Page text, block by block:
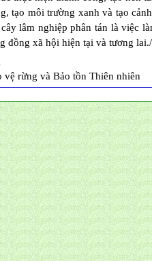
tạo môi trường xanh và tạo
lâm nghiệp phân tán là việc
đồng xã hội hiện tại và tương
vệ rừng và Bảo tồn Thiên nhiên